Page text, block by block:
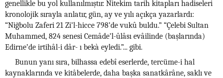
genellikle bu yol kullanılmıştır. Nitekim tarih kitapları hadiseleri
kronolojik sırayla anlatır, gün, ay ve yılı açıkça yazarlardı:
“Niğbolu Zaferi 21 Zi’l-hicce 798’de vukû buldu.” “Çelebi Sultan
Muhammed, 824 senesi Cemâde’l-ûlâsı evâilinde (başlarında)
Edirne’de irtihâl-i dâr- ı bekà eyledi.”... gibi.
Bunun yanı sıra, bilhassa edebî eserlerde, tercüme-i hal
kaynaklarında ve kitâbelerde, daha başka sanatkârâne, saklı ve